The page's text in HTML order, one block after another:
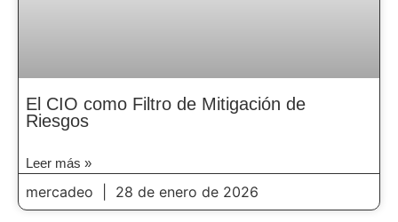
El CIO como Filtro de Mitigación de
Riesgos
Leer más »
mercadeo 28 de enero de 2026